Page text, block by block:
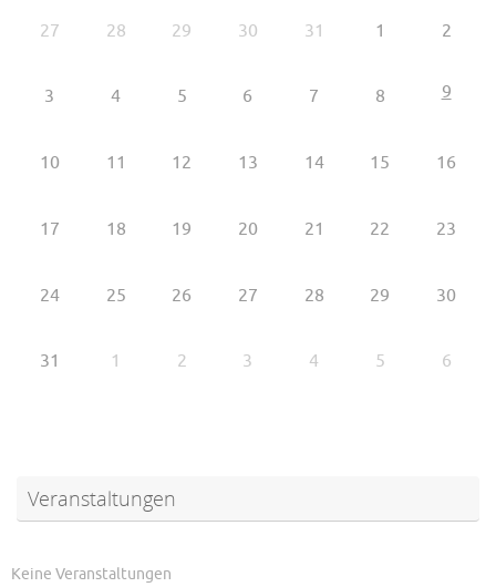
27 28 29 30 31 1 2
3 4 5 6 7 8 9
10 11 12 13 14 15 16
17 18 19 20 21 22 23
24 25 26 27 28 29 30
31 1 2 3 4 5 6
Veranstaltungen
Keine Veranstaltungen